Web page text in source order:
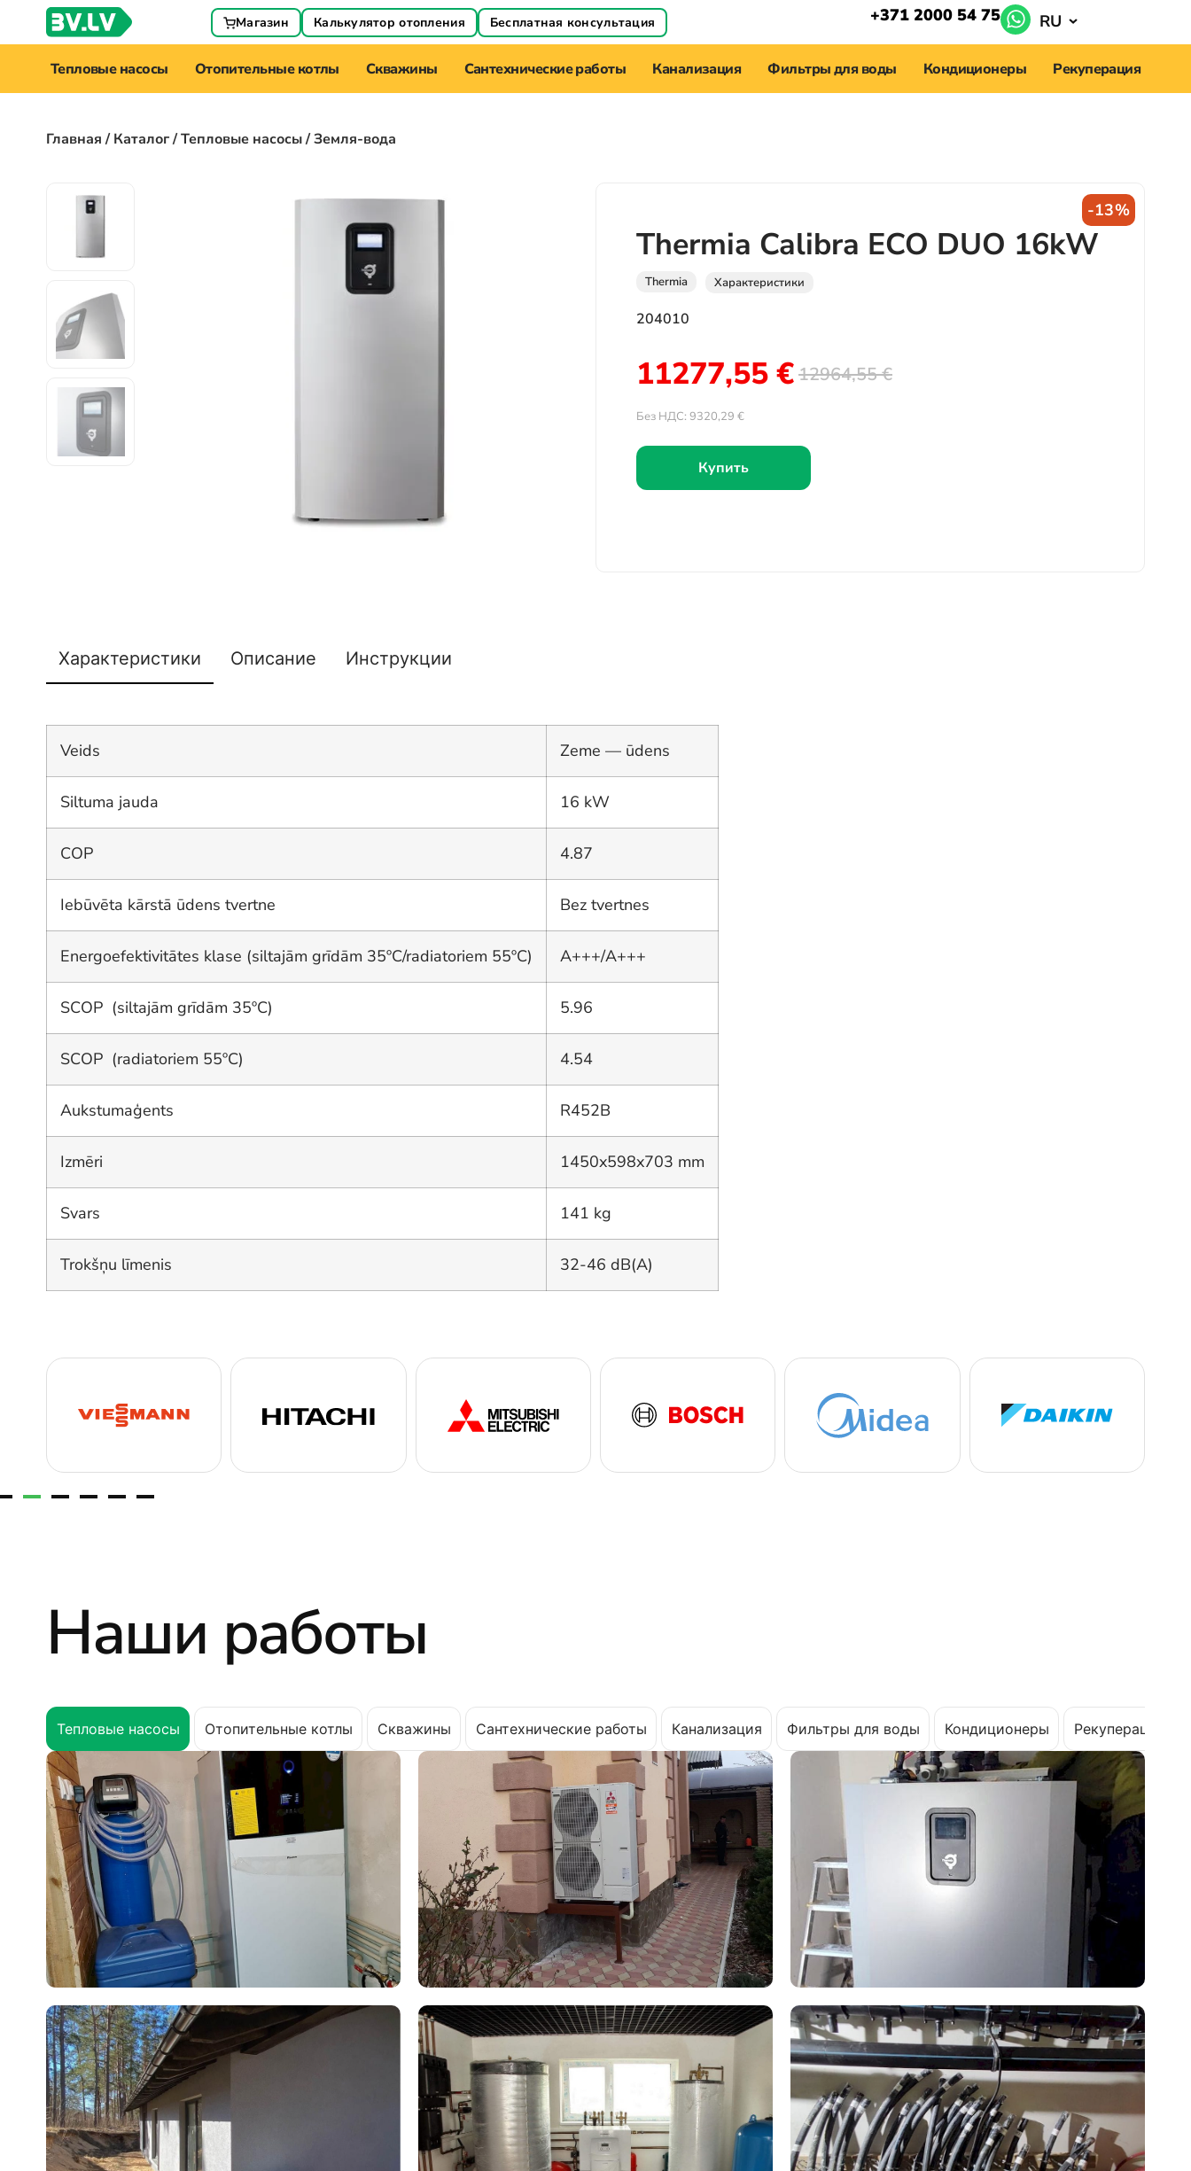
Магазин Калькулятор отопления Бесплатная консультация +371 2000 54 75 RU
Тепловые насосы Отопительные котлы Скважины Сантехнические работы Канализация Фильтры для воды Кондиционеры Рекуперация
Главная/Каталог/Тепловые насосы/ Земля-вода
-13%
Thermia Calibra ECO DUO 16kW
Thermia Характеристики
204010
12964,55€
11277,55€
Без НДС: 9320,29 €
Купить
Характеристики Описание Инструкции
Veids Zeme — ūdens
Siltuma jauda 16 kW
COP 4.87
Iebūvēta kārstā ūdens tvertne Bez tvertnes
Energoefektivitātes klase (siltajām grīdām 35ºC/radiatoriem 55ºC) A+++/A+++
SCOP (siltajām grīdām 35ºC) 5.96
SCOP (radiatoriem 55ºC) 4.54
Aukstumaģents R452B
Izmēri 1450x598x703 mm
Svars 141 kg
Trokšņu līmenis 32-46 dB(A)
Наши работы
Тепловые насосы Отопительные котлы Скважины Сантехнические работы Канализация Фильтры для воды Кондиционеры Рекуперация